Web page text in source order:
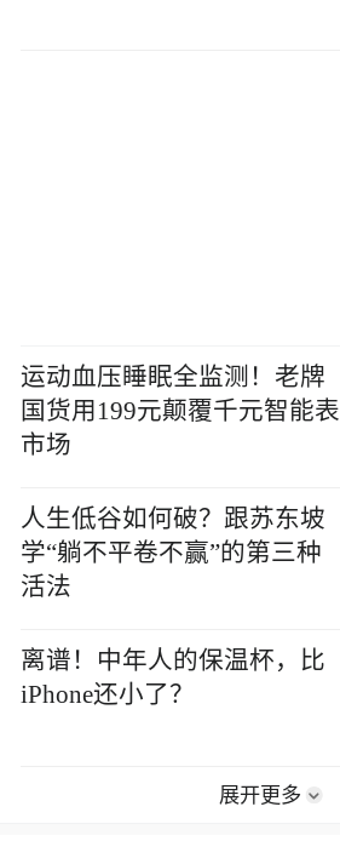
运动血压睡眠全监测！老牌
国货用199元颠覆千元智能表
市场
人生低谷如何破？跟苏东坡
学“躺不平卷不赢”的第三种
活法
离谱！中年人的保温杯，比
iPhone还小了？
展开更多